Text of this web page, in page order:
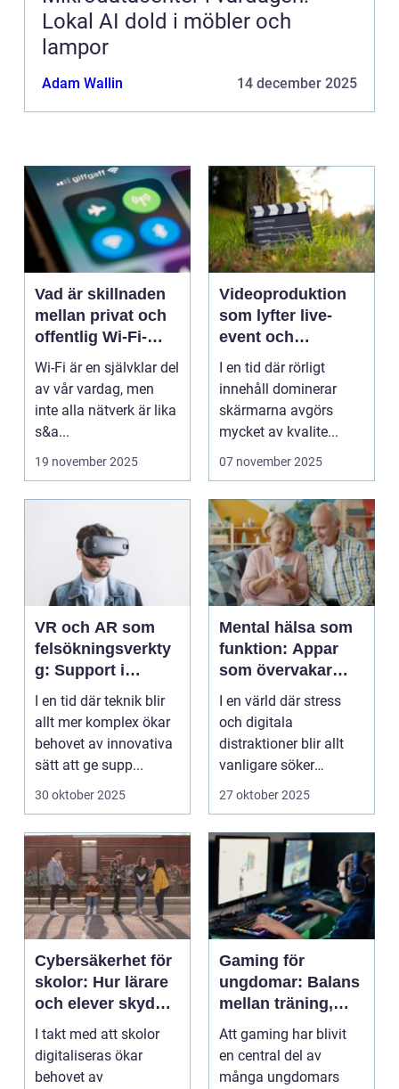
Lokal AI dold i möbler och
lampor
Adam Wallin 14 december 2025
Vad är skillnaden
mellan privat och
offentlig Wi-Fi-
säkerhet?
Wi-Fi är en självklar del
av vår vardag, men
inte alla nätverk är lika
s&a...
19 november 2025
Videoproduktion
som lyfter live-
event och
varumärken
I en tid där rörligt
innehåll dominerar
skärmarna avgörs
mycket av kvalite...
07 november 2025
VR och AR som
felsökningsverkty
g: Support i
virtuella miljöer
I en tid där teknik blir
allt mer komplex ökar
behovet av innovativa
sätt att ge supp...
30 oktober 2025
Mental hälsa som
funktion: Appar
som övervakar
och stärker
välmående
I en värld där stress
och digitala
distraktioner blir allt
vanligare söker
mång...
27 oktober 2025
Cybersäkerhet för
skolor: Hur lärare
och elever skyddar
sina data
I takt med att skolor
digitaliseras ökar
behovet av
Gaming för
ungdomar: Balans
mellan träning,
skola och socialt
Att gaming har blivit
en central del av
många ungdomars